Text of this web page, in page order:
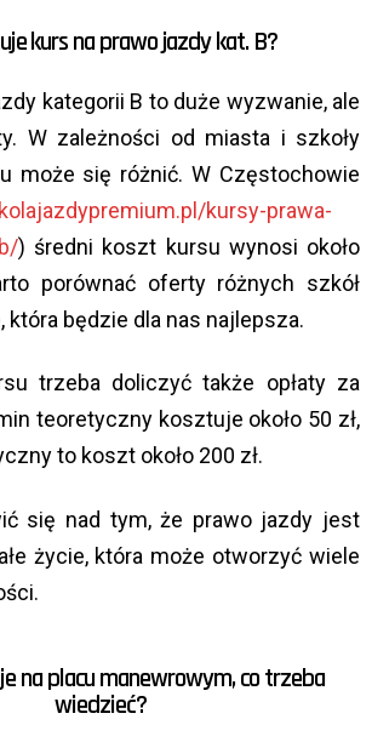
kurs na prawo jazdy kat. B?
kategorii B to duże wyzwanie, ale
W zależności od miasta i szkoły
może się różnić. W Częstochowie
kursy-prawa-
) średni koszt kursu wynosi około
porównać oferty różnych szkół
która będzie dla nas najlepsza.
trzeba doliczyć także opłaty za
teoretyczny kosztuje około 50 zł,
to koszt około 200 zł.
się nad tym, że prawo jazdy jest
życie, która może otworzyć wiele
na placu manewrowym, co trzeba
wiedzieć?